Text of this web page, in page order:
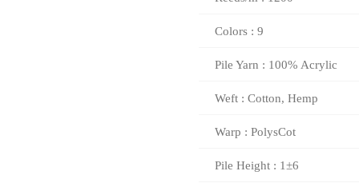
Colors : 9
Pile Yarn : 100% Acrylic
Weft : Cotton, Hemp
Warp : PolysCot
Pile Height : 1±6